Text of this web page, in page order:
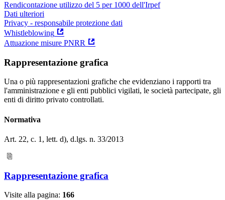
Rendicontazione utilizzo del 5 per 1000 dell'Irpef
Dati ulteriori
Privacy - responsabile protezione dati
Whistleblowing
Attuazione misure PNRR
Rappresentazione grafica
Una o più rappresentazioni grafiche che evidenziano i rapporti tra
l'amministrazione e gli enti pubblici vigilati, le società partecipate, gli
enti di diritto privato controllati.
Normativa
Art. 22, c. 1, lett. d), d.lgs. n. 33/2013
Rappresentazione grafica
Visite alla pagina: 166